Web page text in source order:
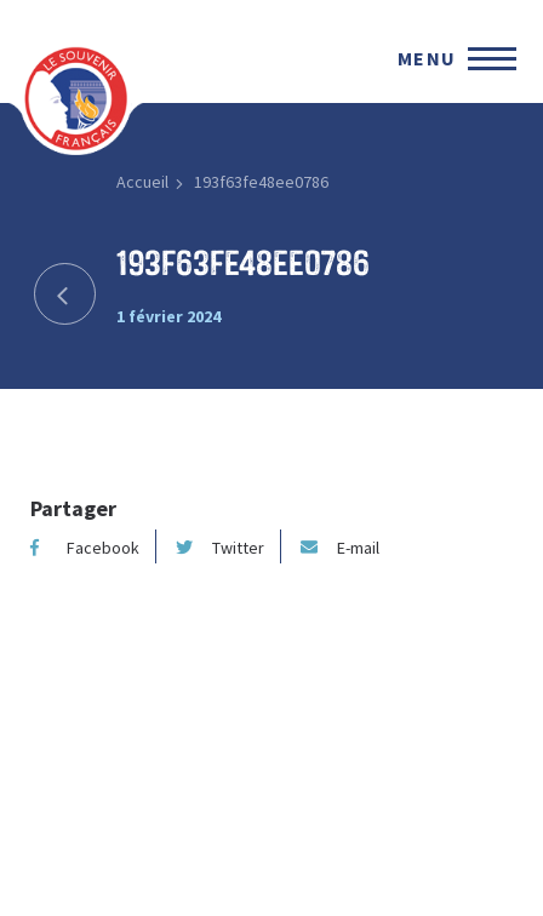
MENU
Accueil 193f63fe48ee0786
193f63fe48ee0786
1 février 2024
Partager
Facebook Twitter E-mail